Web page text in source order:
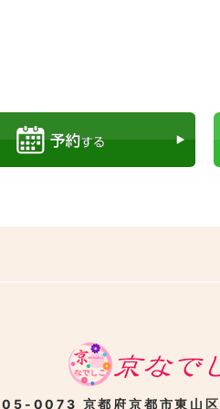
0073 京都府京都市東山区